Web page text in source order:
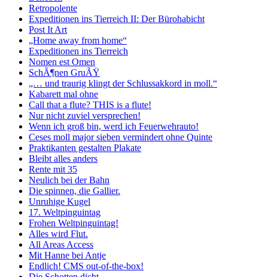
Retropolente
Expeditionen ins Tierreich II: Der Bürohabicht
Post It Art
„Home away from home“
Expeditionen ins Tierreich
Nomen est Omen
SchÃ¶nen GruÃŸ
„… und traurig klingt der Schlussakkord in moll.“
Kabarett mal ohne
Call that a flute? THIS is a flute!
Nur nicht zuviel versprechen!
Wenn ich groß bin, werd ich Feuerwehrauto!
Ceses moll major sieben vermindert ohne Quinte
Praktikanten gestalten Plakate
Bleibt alles anders
Rente mit 35
Neulich bei der Bahn
Die spinnen, die Gallier.
Unruhige Kugel
17. Weltpinguintag
Frohen Weltpinguintag!
Alles wird Flut.
All Areas Access
Mit Hanne bei Antje
Endlich! CMS out-of-the-box!